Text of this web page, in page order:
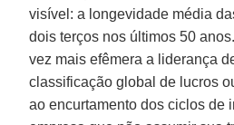
visível: a longevidade média
dois terços nos últimos 50
vez mais efêmera a liderança
classificação global de lucros
ao encurtamento dos ciclos de